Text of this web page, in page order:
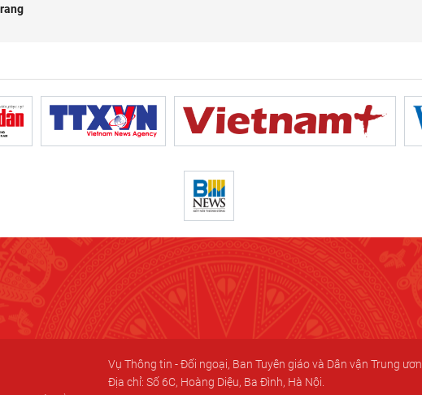
Vụ Thông tin - Đối ngoại, Ban Tuyên giáo và Dân vận Trung
Địa chỉ: Số 6C, Hoàng Diệu, Ba Đình, Hà Nội.